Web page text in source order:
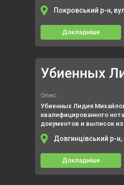
времени предъявления
Покровський р-н,
Докладніше
Убиенных
Опис:
Убиенных Лидия
квалифицированного
документов и выписок
документах, заверение
Довгинцівський р-
Докладніше